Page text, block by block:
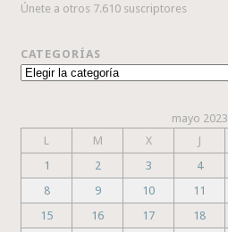
Únete a otros 7.610 suscriptores
CATEGORÍAS
Categorías
mayo 2023
L
M X J
1
2 3 4
8
9 10 11
15
16 17 18